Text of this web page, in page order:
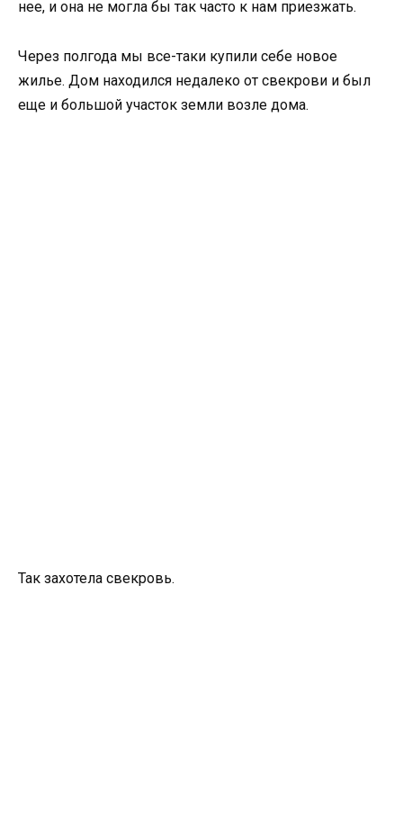
нее, и она не могла бы так часто к нам приезжать.
Через полгода мы все-таки купили себе новое
жилье. Дом находился недалеко от свекрови и был
еще и большой участок земли возле дома.
Так захотела свекровь.